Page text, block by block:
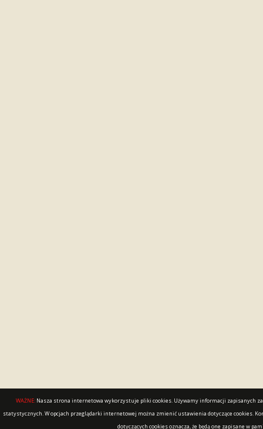
WAŻNE:Nasza strona internetowa wykorzystuje pliki cookies. Używamy informacji zapisanych za
statystycznych. W opcjach przeglądarki internetowej można zmienić ustawienia dotyczące cookies.
dotyczących cookies oznacza, że będą one zapisane w